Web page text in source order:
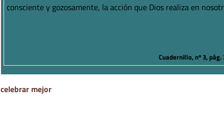
consciente y gozosamente, la acción que Dios realiza en
Cuadernillo, nº 3,
celebrar mejor